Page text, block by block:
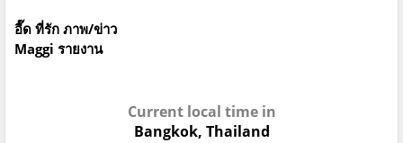
อี๊ด ที่รัก ภาพ/ข่าว
Maggi รายงาน
Current local time in
Bangkok, Thailand